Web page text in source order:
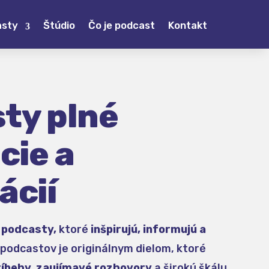
Štúdio Čo je podcast Kontakt
plné
a
podcasty, ktoré inšpirujú, informujú a
je originálnym dielom, ktoré